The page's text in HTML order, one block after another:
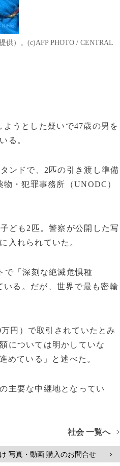
供）。(c)AFP PHOTO / CENTRAL
ようとした疑いで47歳の男を
る。
ンドで、2匹の引き渡し準備
・犯罪事務所（UNODC）
ども2匹。警察が公開した写
入れられていた。
で「深刻な絶滅危惧種
いる。だが、世界で最も密輸
円）で取引されていたとみ
については明かしていな
めている」と述べた。
主要な中継地となってい
社会 一覧へ >
写真・動画 購入のお問合せ >